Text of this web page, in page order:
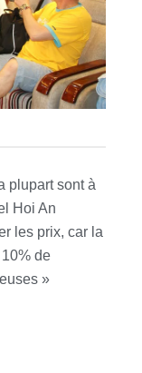
plupart sont à
Hoi An
les prix, car la
de
»